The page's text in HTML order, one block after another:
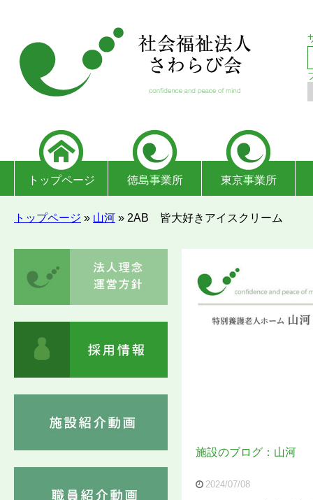
トップページ 徳島事業所 東京事業所
トップページ » 山河 » 2AB 皆大好きアイスクリーム
施設のブログ：山河
2024/07/08